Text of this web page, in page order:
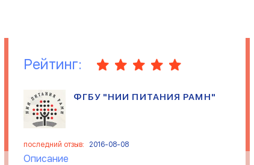
Рейтинг:
ФГБУ "НИИ ПИТАНИЯ РАМН"
последний отзыв: 2016-08-08
Описание